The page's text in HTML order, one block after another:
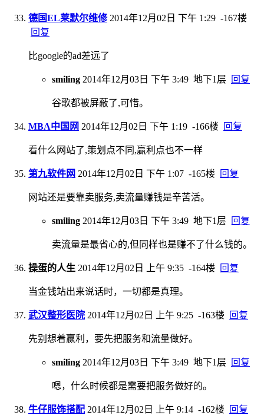
德国EL莱默尔维修 2014年12月02日 下午 1:29 -167楼
回复
比google的ad差远了
smiling 2014年12月03日 下午 3:49 地下1层 回复
谷歌都被屏蔽了,可惜。
MBA中国网 2014年12月02日 下午 1:19 -166楼 回复
看什么网站了,策划点不同,赢利点也不一样
第九软件网 2014年12月02日 下午 1:07 -165楼 回复
网站还是要靠卖服务,卖流量赚钱是辛苦活。
smiling 2014年12月03日 下午 3:49 地下1层 回复
卖流量是最省心的,但同样也是赚不了什么钱的。
操蛋的人生 2014年12月02日 上午 9:35 -164楼 回复
当金钱站出来说话时，一切都是真理。
武汉整形医院 2014年12月02日 上午 9:25 -163楼 回复
先别想着赢利，要先把服务和流量做好。
smiling 2014年12月03日 下午 3:49 地下1层 回复
嗯，什么时候都是需要把服务做好的。
牛仔服饰搭配 2014年12月02日 上午 9:14 -162楼 回复